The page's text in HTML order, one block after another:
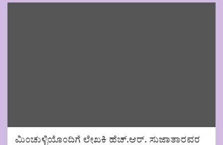
navigation
ಮಿಂಚುಳ್ಳಿಯೊಂದಿಗೆ ಲೇಖಕಿ ಹೆಚ್.ಆರ್. ಸುಜಾತಾರವರ